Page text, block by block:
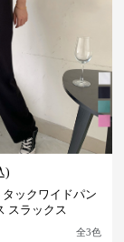
)
ックワイドパン
スラックス
全3色